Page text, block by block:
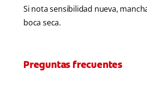
Si nota sensibilidad nueva,
boca seca.
Preguntas frecuentes